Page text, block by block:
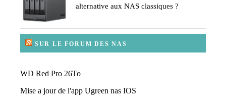
alternative aux NAS classiques ?
SUR LE FORUM DES NAS
WD Red Pro 26To
Mise a jour de l'app Ugreen nas IOS